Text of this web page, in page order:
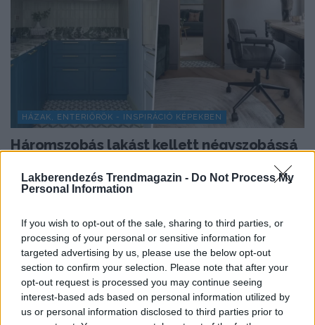
Lakberendezés Trendmagazin - Do Not Process My
Personal Information
If you wish to opt-out of the sale, sharing to third parties, or
processing of your personal or sensitive information for
targeted advertising by us, please use the below opt-out
section to confirm your selection. Please note that after your
opt-out request is processed you may continue seeing
interest-based ads based on personal information utilized by
us or personal information disclosed to third parties prior to
HÁZAK, ENTERIŐRÖK - INSPIRÁCIÓ KÉPEKBEN
Háromszobás lakást kellett négyszobássá
Egy 73 m²-es lakásban három különálló hálószobát,
és két...
TOVÁBBIAK BETÖLTÉSE